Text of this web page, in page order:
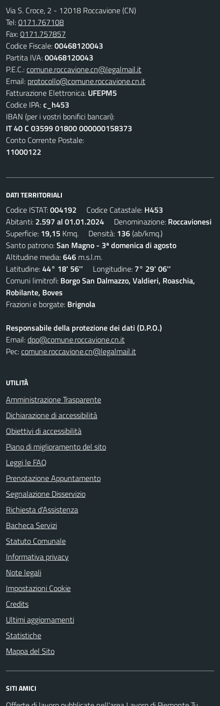
Via S. Croce, 2 - 12018 Roccavione (CN)
Tel:0171.767108
Fax:0171.757857
Codice Fiscale:00468120043
Partita IVA:00468120043
P.E.C.:comune.roccavione.cn@legalmail.it
Email: protocollo@comune.roccavione.cn.it
Fatturazione Elettronica: UFEPM5
Codice IPA:c_h453
IBAN (per i vostri bonifici bancari):
IT 40 C 03599 01800 000000158373
Conto Corrente Postale:
11000122
DATI TERRITORIALI
Codice ISTAT:004192 Codice Catastale: H453
Abitanti: 2.597 al 01.01.2024 Denominazione: Roccavionesi
Superficie: 19,15 Kmq. Densità: 136(ab/kmq.)
Santo patrono:San Magno - 3ª domenica di agosto
Altitudine media:646 m.s.l.m.
Latitudine:44° 18' 56'' Longitudine: 7° 29' 06''
Comuni limitrofi: Borgo San Dalmazzo, Valdieri, Roaschia,
Robilante, Boves
Frazioni e borgate: Brignola
Responsabile della protezione dei dati (D.P.O.)
Email:dpo@comune.roccavione.cn.it
Pec:comune.roccavione.cn@legalmail.it
UTILITÀ
Amministrazione Trasparente
Dichiarazione di accessibilità
Obiettivi di accessibilità
Piano di miglioramento del sito
Leggi le FAQ
Prenotazione Appuntamento
Segnalazione Disservizio
Richiesta d'Assistenza
Bacheca Servizi
Statuto Comunale
Informativa privacy
Note legali
Impostazioni Cookie
Credits
Ultimi aggiornamenti
Statistiche
Mappa del Sito
SITI AMICI